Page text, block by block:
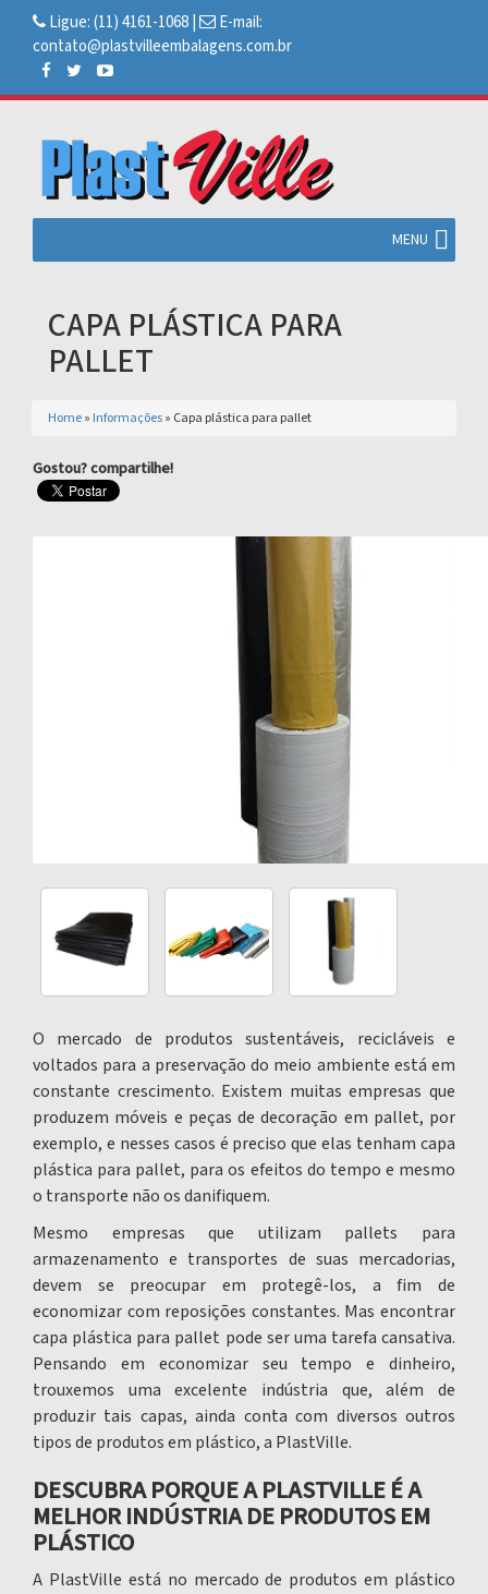
Ligue: (11) 4161-1068
E-mail:
contato@plastvilleembalagens.com.br
MENU
CAPA PLÁSTICA PARA
PALLET
Home » Informações » Capa plástica para pallet
Gostou? compartilhe!
O mercado de produtos sustentáveis, recicláveis e
voltados para a preservação do meio ambiente está em
constante crescimento. Existem muitas empresas que
produzem móveis e peças de decoração em pallet, por
exemplo, e nesses casos é preciso que elas tenham capa
plástica para pallet, para os efeitos do tempo e mesmo
o transporte não os danifiquem.
Mesmo empresas que utilizam pallets para
armazenamento e transportes de suas mercadorias,
devem se preocupar em protegê-los, a fim de
economizar com reposições constantes. Mas encontrar
capa plástica para pallet pode ser uma tarefa cansativa.
Pensando em economizar seu tempo e dinheiro,
trouxemos uma excelente indústria que, além de
produzir tais capas, ainda conta com diversos outros
tipos de produtos em plástico, a PlastVille.
DESCUBRA PORQUE A PLASTVILLE É A
MELHOR INDÚSTRIA DE PRODUTOS EM
PLÁSTICO
A PlastVille está no mercado de produtos em plástico